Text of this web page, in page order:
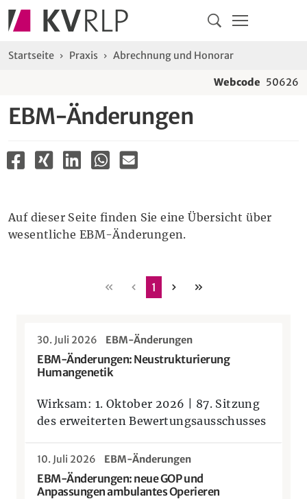
Navigation
Sie sind hier:
Startseite Praxis Abrechnung und Honorar
Webcode 50626
EBM-Änderungen
Auf dieser Seite finden Sie eine Übersicht über
wesentliche EBM-Änderungen.
erste vorherige
1 nächsteletzte
EBM-Änderungen: Neustrukturierung
Humangenetik
30. Juli 2026 EBM-Änderungen
Wirksam: 1. Oktober 2026 | 87. Sitzung
des erweiterten Bewertungsausschusses
EBM-Änderungen: neue GOP und
Anpassungen ambulantes Operieren
10. Juli 2026 EBM-Änderungen